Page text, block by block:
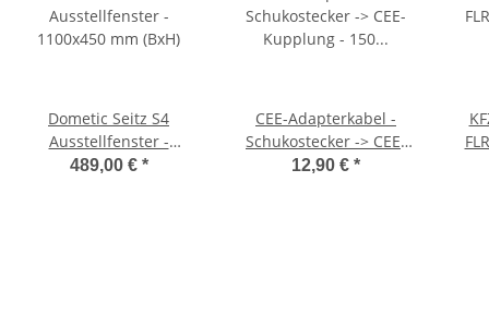
Dometic Seitz S4
Ausstellfenster -
1100x450 mm (BxH)
489,00 € *
CEE-Adapterkabel -
Schukostecker -> CEE-
Kupplung - 150 cm -
12,90 € *